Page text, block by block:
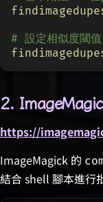
# 設定相似度
2.
https://
ImageMagick 的
結合 shell 腳本進行